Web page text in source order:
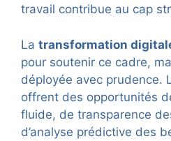
travail contribue au cap
La transformation
pour soutenir ce cadre,
déployée avec prudence.
offrent des opportunités
fluide, de transparence
d’analyse prédictive des